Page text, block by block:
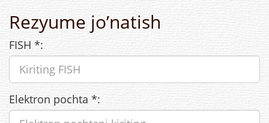
Rezyume jo’natish
FISH *:
Elektron pochta *: